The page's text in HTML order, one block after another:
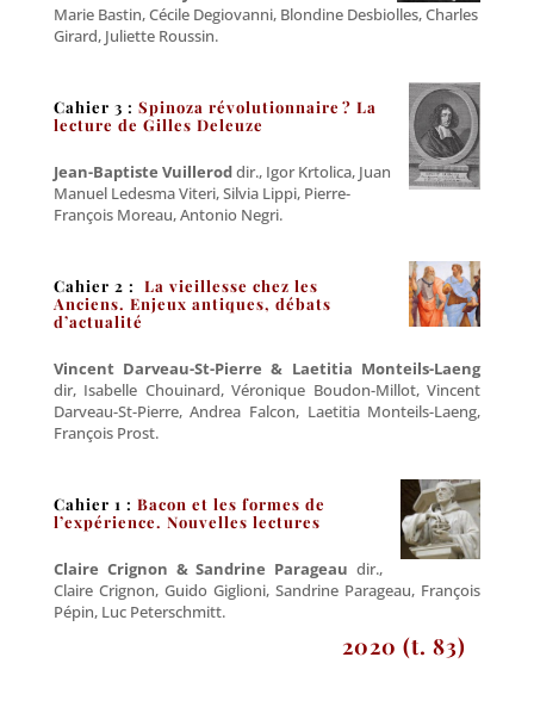
Marie Bastin, Cécile Degiovanni, Blondine Desbiolles, Charles
Girard, Juliette Roussin.
Cahier 3 : Spinoza révolutionnaire ? La
lecture de Gilles Deleuze
Jean-Baptiste Vuilleroddir., Igor Krtolica, Juan
Manuel Ledesma Viteri, Silvia Lippi, Pierre-
François Moreau, Antonio Negri.
Cahier 2 : La vieillesse chez les
Anciens. Enjeux antiques, débats
d’actualité
Vincent Darveau-St-Pierre & Laetitia Monteils-Laeng
dir, Isabelle Chouinard, Véronique Boudon-Millot, Vincent
Darveau-St-Pierre, Andrea Falcon, Laetitia Monteils-Laeng,
François Prost.
Cahier 1 : Bacon et les formes de
l’expérience. Nouvelles lectures
Claire Crignon & Sandrine Parageau dir.,
Claire Crignon, Guido Giglioni, Sandrine Parageau, François
Pépin, Luc Peterschmitt.
2020 (t. 83)